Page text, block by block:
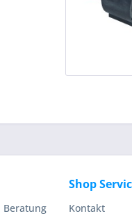
Beratung
Shop
Kontakt